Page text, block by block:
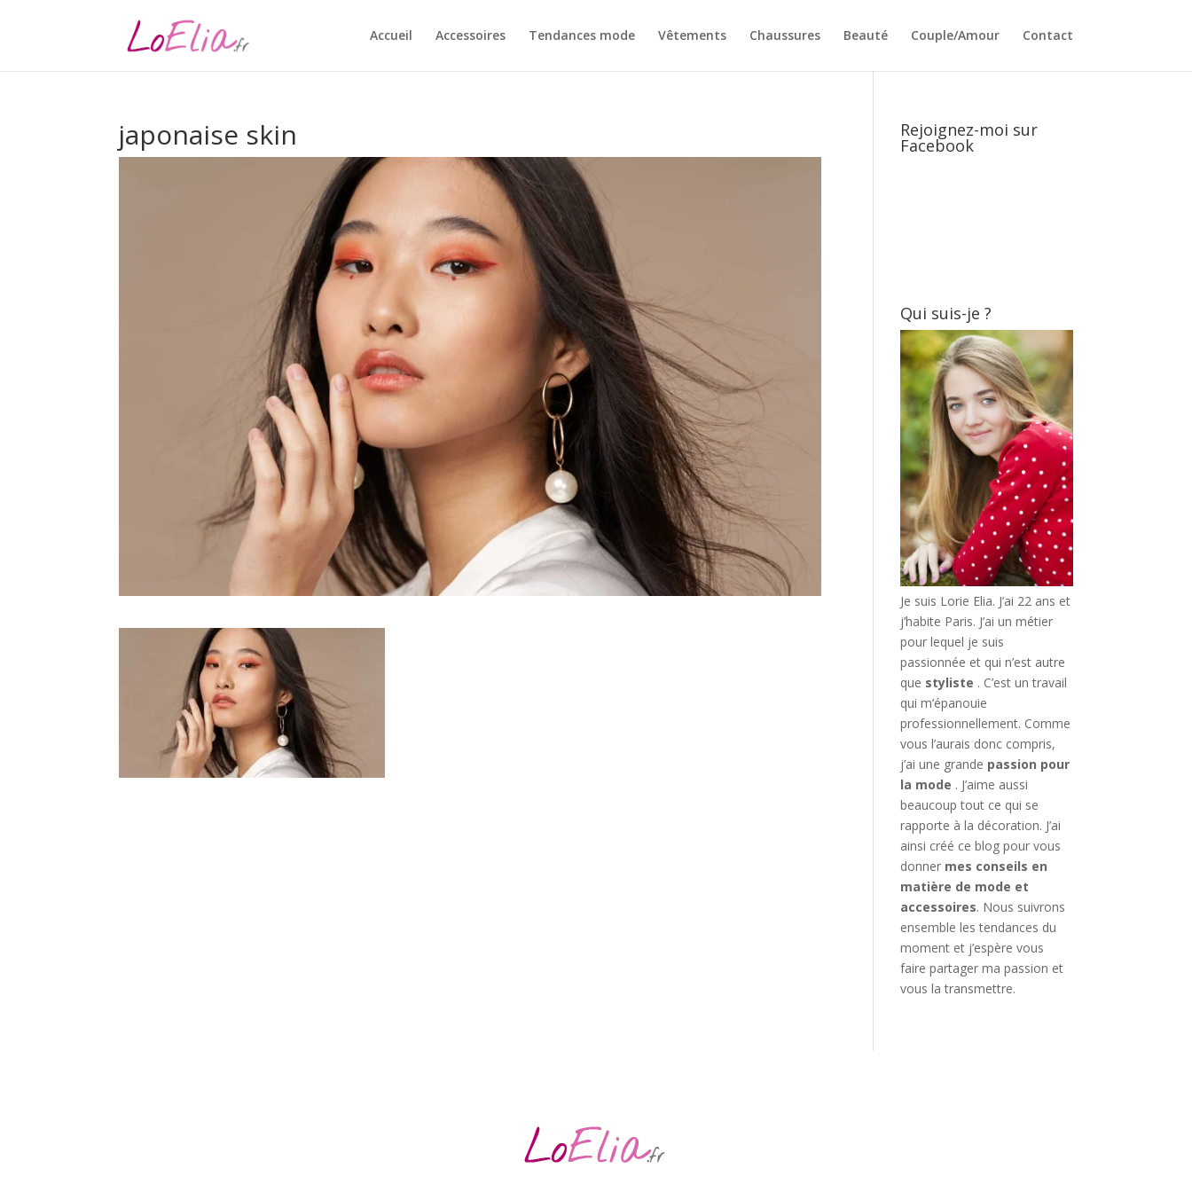
Accueil Accessoires Tendances mode Vêtements Chaussures Beauté Couple/Amour Contact
japonaise skin Rejoignez-moi sur
Facebook
Qui suis-je ?
Je suis Lorie Elia. J’ai 22 ans et
j’habite Paris. J’ai un métier
pour lequel je suis
passionnée et qui n’est autre
que styliste . C’est un travail
qui m’épanouie
professionnellement. Comme
vous l’aurais donc compris,
j’ai une grande passion pour
la mode . J’aime aussi
beaucoup tout ce qui se
rapporte à la décoration. J’ai
ainsi créé ce blog pour vous
donner mes conseils en
matière de mode et
accessoires. Nous suivrons
ensemble les tendances du
moment et j’espère vous
faire partager ma passion et
vous la transmettre.